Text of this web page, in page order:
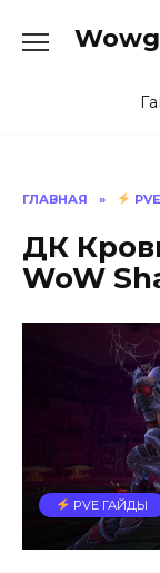
ГЛАВНАЯ »
ДК
WoW
PVE ГАЙДЫ